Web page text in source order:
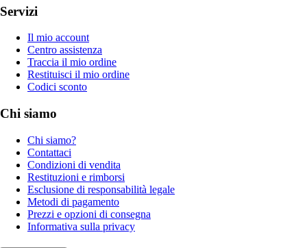
Servizi
Il mio account
Centro assistenza
Traccia il mio ordine
Restituisci il mio ordine
Codici sconto
Chi siamo
Chi siamo?
Contattaci
Condizioni di vendita
Restituzioni e rimborsi
Esclusione di responsabilità legale
Metodi di pagamento
Prezzi e opzioni di consegna
Informativa sulla privacy